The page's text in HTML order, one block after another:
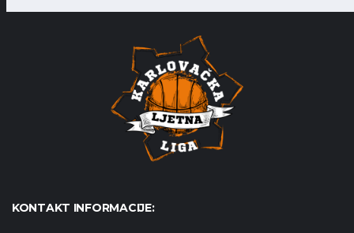
KONTAKT INFORMACIJE: